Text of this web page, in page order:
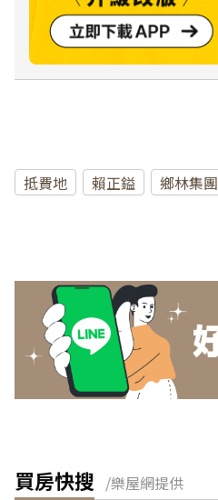
抵費地 賴正鎰 鄉林集團
買房快搜 /樂屋網提供